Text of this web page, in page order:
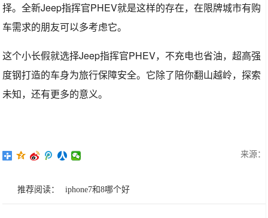
择。全新Jeep指挥官PHEV就是这样的存在，在限牌城市有购
车需求的朋友可以多考虑它。
这个小长假就选择Jeep指挥官PHEV，不充电也省油，超高强
度钢打造的车身为旅行保障安全。它除了陪你翻山越岭，探索
未知，还有更多的意义。
来源：
推荐阅读： iphone7和8哪个好